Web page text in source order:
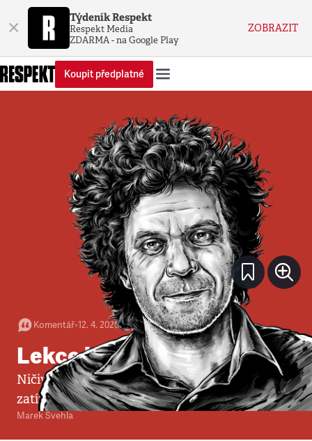
× Týdeník Respekt
Respekt Media
ZDARMA - na Google Play
ZOBRAZIT
Koupit předplatné
Komentář•12. 4. 2020•5minut
Lekce koronaviru
Ničivá pandemie nám nejenom bere, ale i dává –
zatím alespoň poučení
Marek Švehla